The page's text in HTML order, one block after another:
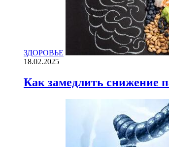
ЗДОРОВЬЕ
18.02.2025
Как замедлить снижение